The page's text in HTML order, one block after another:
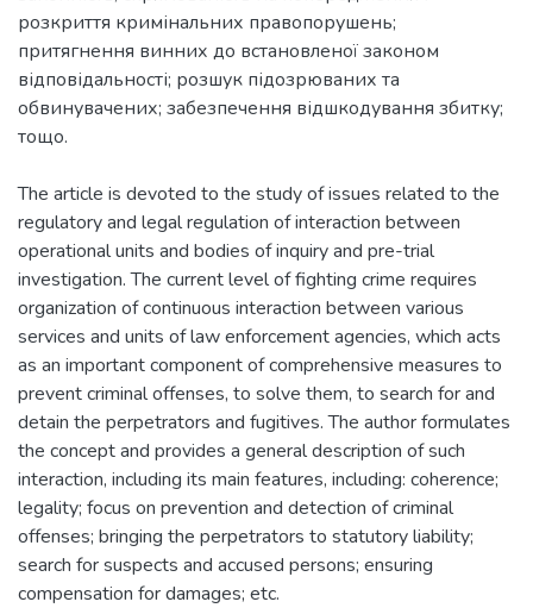
розкриття кримінальних правопорушень;
притягнення винних до встановленої законом
відповідальності; розшук підозрюваних та
обвинувачених; забезпечення відшкодування збитку;
тощо.
The article is devoted to the study of issues related to the
regulatory and legal regulation of interaction between
operational units and bodies of inquiry and pre-trial
investigation. The current level of fighting crime requires
organization of continuous interaction between various
services and units of law enforcement agencies, which acts
as an important component of comprehensive measures to
prevent criminal offenses, to solve them, to search for and
detain the perpetrators and fugitives. The author formulates
the concept and provides a general description of such
interaction, including its main features, including: coherence;
legality; focus on prevention and detection of criminal
offenses; bringing the perpetrators to statutory liability;
search for suspects and accused persons; ensuring
compensation for damages; etc.